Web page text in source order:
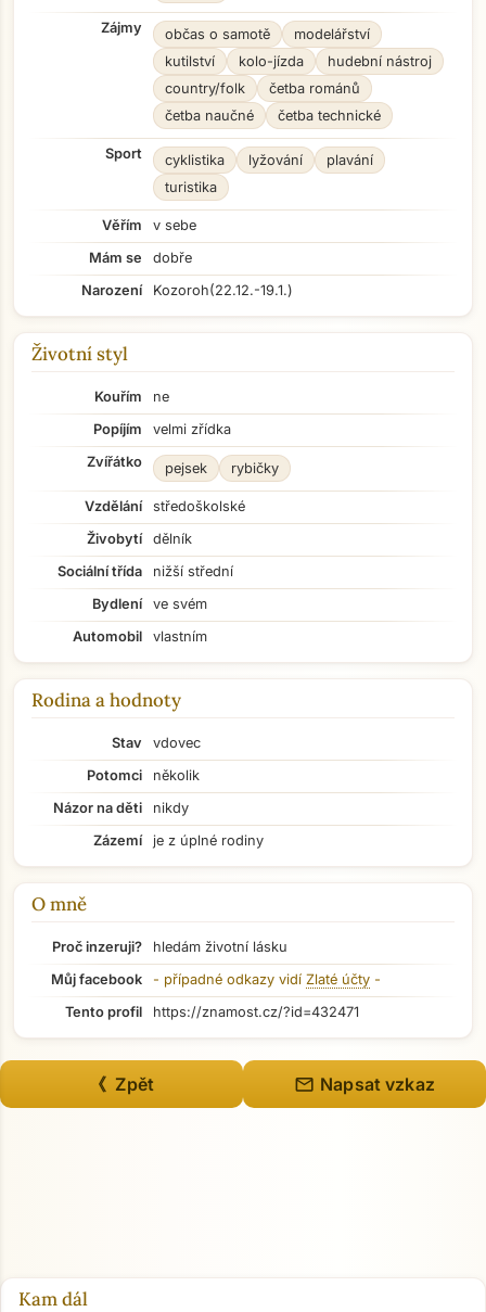
Přejít na hlavní obsah
Zájmy občas o samotě
modelářství
kutilství
kolo-jízda
hudební nástroj
country/folk
četba románů
četba naučné
četba technické
Sport cyklistika lyžování
plavání
turistika
Věřím
v sebe
Mám se
dobře
Narození
Kozoroh(22.12.-19.1.)
Životní styl
Kouřím
ne
Popíjím
velmi zřídka
Zvířátko
pejsek rybičky
Vzdělání
středoškolské
Živobytí
dělník
Sociální třída
nižší střední
Bydlení
ve svém
Automobil
vlastním
Rodina a hodnoty
Stav
vdovec
Potomci
několik
Názor na děti
nikdy
Zázemí
je z úplné rodiny
O mně
Proč inzeruji?
hledám životní lásku
Můj facebook
- případné odkazy vidí Zlaté účty -
Tento profil
https://znamost.cz/?id=432471
《 Zpět mail Napsat vzkaz
Kam dál